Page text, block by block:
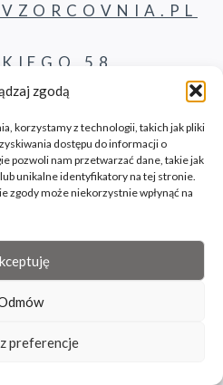
zgodą
korzystamy z technologii, takich jak pliki
dostępu do informacji o
pozwoli nam przetwarzać dane, takie jak
unikalne identyfikatory na tej stronie.
zgody może niekorzystnie wpłynąć na
preferencje
58
KALISZ
© 2026 Vzorcovnia site by bilbil.pl